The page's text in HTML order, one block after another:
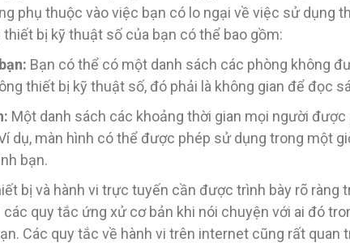
phụ thuộc vào việc bạn có lo ngại về việc sử dụng
bị kỹ thuật số của bạn có thể bao gồm:
Bạn có thể có một danh sách các phòng không
thiết bị kỹ thuật số, đó phải là không gian để đọc
Một danh sách các khoảng thời gian mọi người
dụ, màn hình có thể được phép sử dụng trong một
bạn.
bị và hành vi trực tuyến cần được trình bày rõ ràng
quy tắc ứng xử cơ bản khi nói chuyện với ai đó
Các quy tắc về hành vi trên internet cũng rất quan